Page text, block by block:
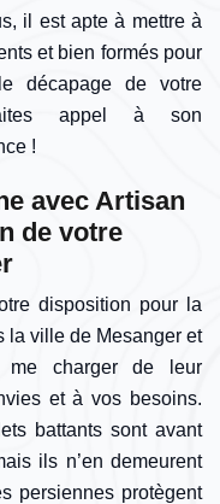
il est apte à mettre à
et bien formés pour
décapage de votre
appel à son
!
avec Artisan
de votre
disposition pour la
la ville de Mesanger et
charger de leur
et à vos besoins.
battants sont avant
ils n’en demeurent
persiennes protègent